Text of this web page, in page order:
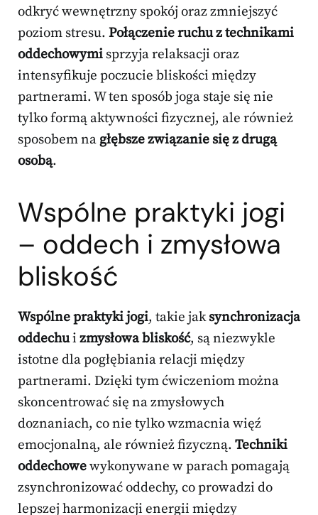
odkryć wewnętrzny spokój oraz zmniejszyć
poziom stresu. Połączenie ruchu z technikami
oddechowymi sprzyja relaksacji oraz
intensyfikuje poczucie bliskości między
partnerami. W ten sposób joga staje się nie
tylko formą aktywności fizycznej, ale również
sposobem na głębsze związanie się z drugą
osobą.
Wspólne praktyki jogi
– oddech i zmysłowa
bliskość
Wspólne praktyki jogi, takie jaksynchronizacja
oddechui zmysłowa bliskość, są niezwykle
istotne dla pogłębiania relacji między
partnerami. Dzięki tym ćwiczeniom można
skoncentrować się na zmysłowych
doznaniach, co nie tylko wzmacnia więź
emocjonalną, ale również fizyczną. Techniki
oddechowewykonywane w parach pomagają
zsynchronizować oddechy, co prowadzi do
lepszej harmonizacji energii między